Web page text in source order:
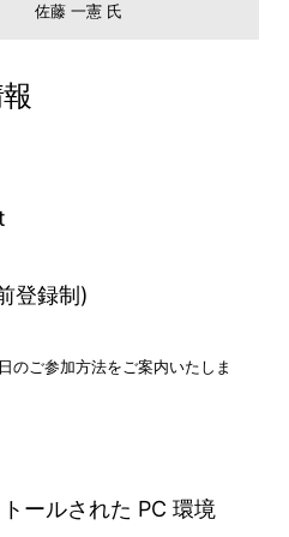
佐藤 一憲 氏
登録制)
のご参加方法をご案内いたしま
ールされた PC 環境